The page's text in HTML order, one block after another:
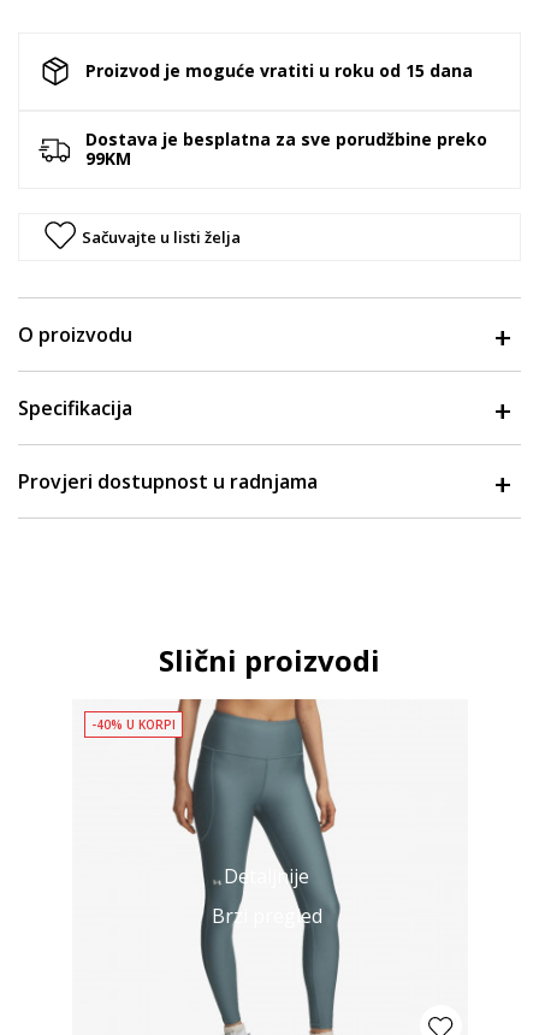
Proizvod je moguće vratiti u roku od 15 dana
Dostava je besplatna za sve porudžbine preko
99KM
Sačuvajte u listi želja
O proizvodu
Specifikacija
Provjeri dostupnost u radnjama
Slični proizvodi
Detaljnije
Brzi pregled
-40% U KORPI